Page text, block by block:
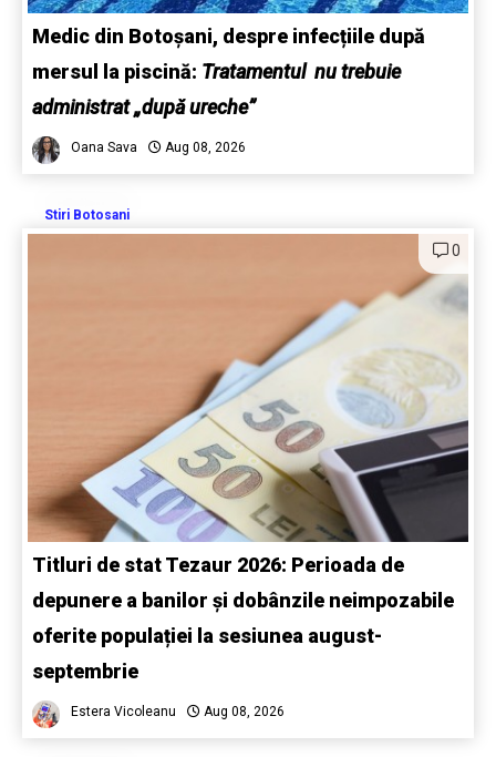
Medic din Botoșani, despre infecțiile după
mersul la piscină: Tratamentul nu trebuie
administrat „după ureche”
Oana Sava Aug 08, 2026
Stiri Botosani
0
Titluri de stat Tezaur 2026: Perioada de
depunere a banilor și dobânzile neimpozabile
oferite populației la sesiunea august-
septembrie
Estera Vicoleanu Aug 08, 2026